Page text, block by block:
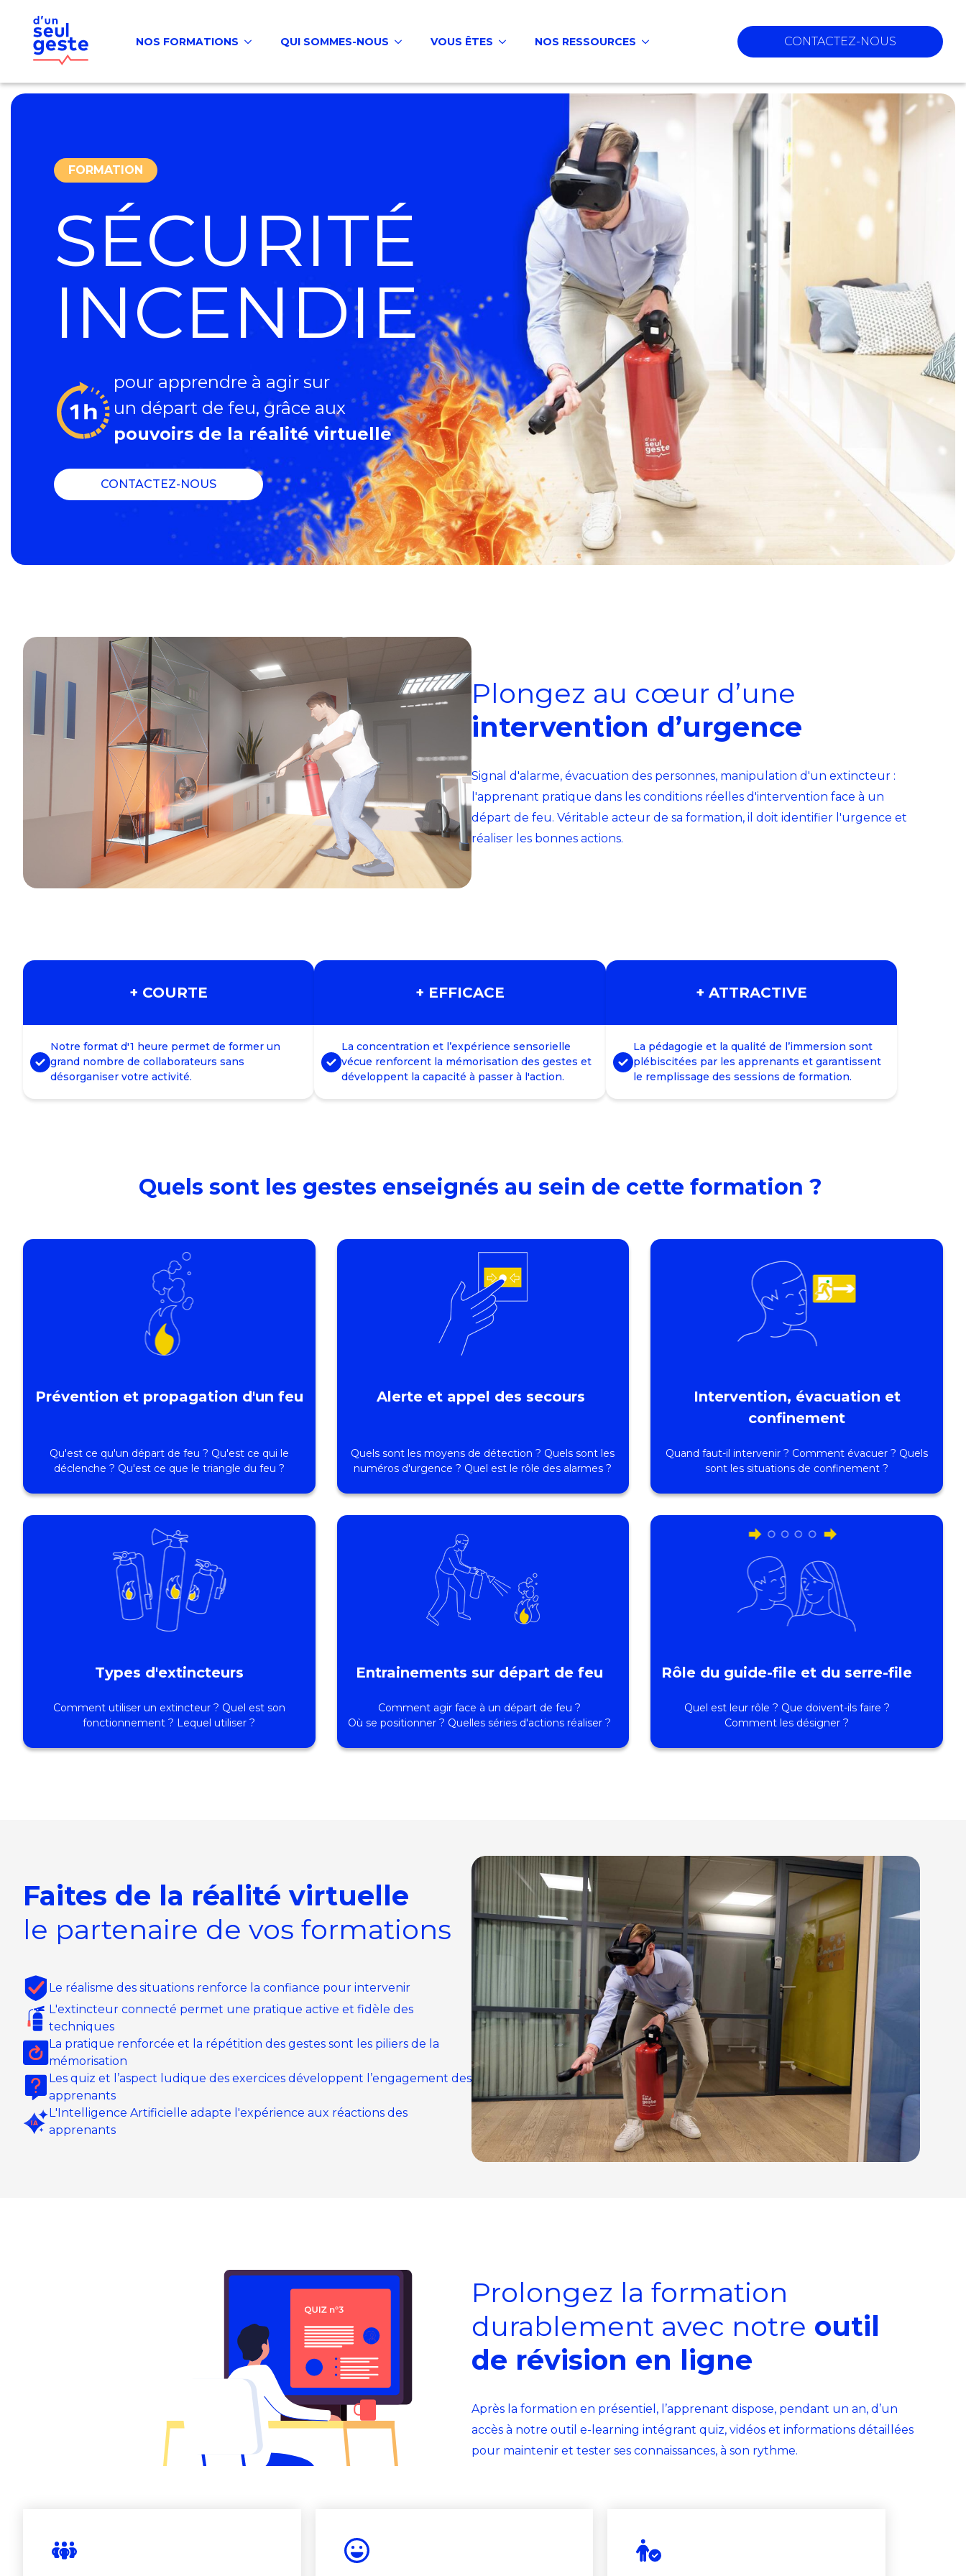
NOS FORMATIONS QUI SOMMES-NOUS VOUS ÊTES NOS RESSOURCES CONTACTEZ-NOUS
FORMATION
SÉCURITÉ
INCENDIE
pour apprendre à agir sur
un départ de feu, grâce aux
pouvoirs de la réalité virtuelle
CONTACTEZ-NOUS
Plongez au cœur d’une
intervention d’urgence
Signal d'alarme, évacuation des personnes, manipulation d'un extincteur :
l'apprenant pratique dans les conditions réelles d'intervention face à un
départ de feu. Véritable acteur de sa formation, il doit identifier l'urgence et
réaliser les bonnes actions.
+ COURTE
Notre format d'1 heure permet de former un
grand nombre de collaborateurs sans
désorganiser votre activité.
+ EFFICACE
La concentration et l’expérience sensorielle
vécue renforcent la mémorisation des gestes et
développent la capacité à passer à l'action.
+ ATTRACTIVE
La pédagogie et la qualité de l’immersion sont
plébiscitées par les apprenants et garantissent
le remplissage des sessions de formation.
Quels sont les gestes enseignés au sein de cette formation ?
Prévention et propagation d'un feu
Qu'est ce qu'un départ de feu ? Qu'est ce qui le
déclenche ? Qu'est ce que le triangle du feu ?
Alerte et appel des secours
Quels sont les moyens de détection ? Quels sont les
numéros d'urgence ? Quel est le rôle des alarmes ?
Intervention, évacuation et
confinement
Quand faut-il intervenir ? Comment évacuer ? Quels
sont les situations de confinement ?
Types d'extincteurs
Comment utiliser un extincteur ? Quel est son
fonctionnement ? Lequel utiliser ?
Entrainements sur départ de feu
Comment agir face à un départ de feu ?
Où se positionner ? Quelles séries d'actions réaliser ?
Rôle du guide-file et du serre-file
Quel est leur rôle ? Que doivent-ils faire ?
Comment les désigner ?
Faites de la réalité virtuelle
le partenaire de vos formations
Le réalisme des situations renforce la confiance pour intervenir
L'extincteur connecté permet une pratique active et fidèle des
techniques
La pratique renforcée et la répétition des gestes sont les piliers de la
mémorisation
Les quiz et l’aspect ludique des exercices développent l’engagement des
apprenants
L'Intelligence Artificielle adapte l'expérience aux réactions des
apprenants
Prolongez la formation
durablement avec notre outil
de révision en ligne
Après la formation en présentiel, l’apprenant dispose, pendant un an, d’un
accès à notre outil e-learning intégrant quiz, vidéos et informations détaillées
pour maintenir et tester ses connaissances, à son rythme.